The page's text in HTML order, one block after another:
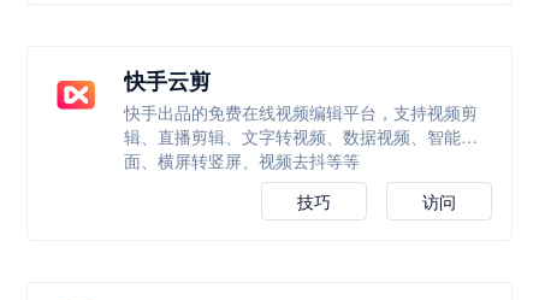
快手云剪
快手出品的免费在线视频编辑平台，支持视频剪
辑、直播剪辑、文字转视频、数据视频、智能封
面、横屏转竖屏、视频去抖等等
访问
技巧